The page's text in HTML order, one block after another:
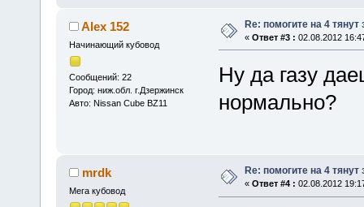
Alex 152
Начинающий кубовод
Сообщений: 22
Город: ниж.обл. г.Дзержинск
Авто: Nissan Cube BZ11
Re: помогите на 4 тянут
« Ответ #3 : 02.08.2012
Ну да газу
нормально?
mrdk
Мега кубовод
Re: помогите на 4 тянут
« Ответ #4 : 02.08.2012